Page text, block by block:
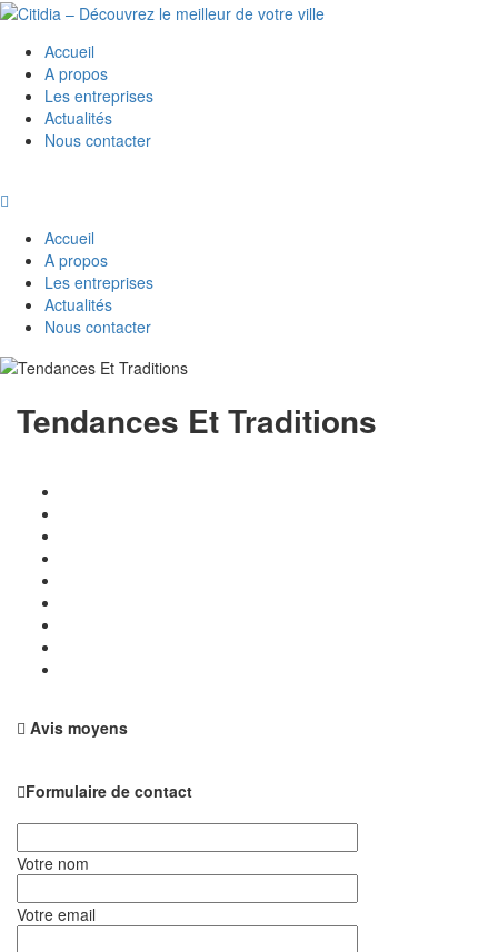
Accueil
A propos
Les entreprises
Actualités
Nous contacter
Accueil
A propos
Les entreprises
Actualités
Nous contacter
Tendances Et Traditions
Avis moyens
Formulaire de contact
Votre nom
Votre email